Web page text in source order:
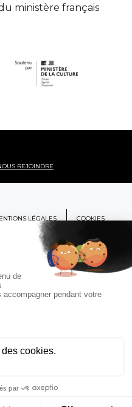
ministère français
REJOINDRE
LÉGALES COOKIES
MUSIQUE
EARLY MUSIC
F-01500 Ambronay,